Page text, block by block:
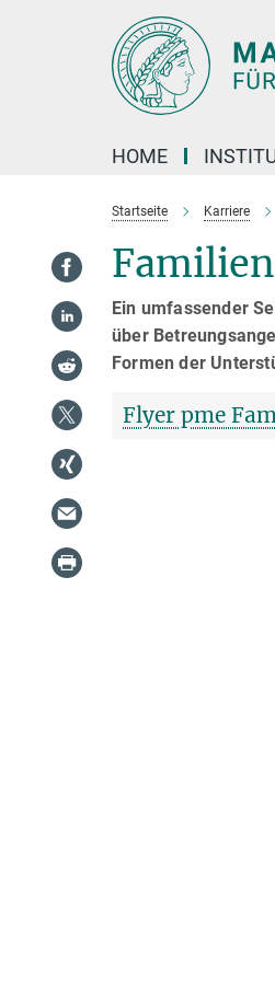
HOME
Startseite Karriere
Ein umfassender
über
Formen der
Flyer pme